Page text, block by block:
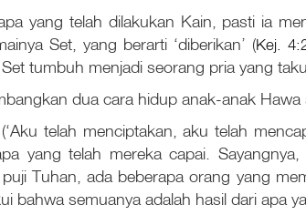
yang telah dilakukan Kain, pasti ia
Set, yang berarti ‘diberikan’ (Kej.
tumbuh menjadi seorang pria yang
dua cara hidup anak-anak Hawa
telah menciptakan, aku telah
yang telah mereka capai.
Tuhan, ada beberapa orang yang
bahwa semuanya adalah hasil dari apa